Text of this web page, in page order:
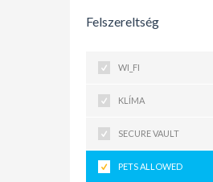
Felszereltség
WI_FI
KLÍMA
SECURE VAULT
PETS ALLOWED